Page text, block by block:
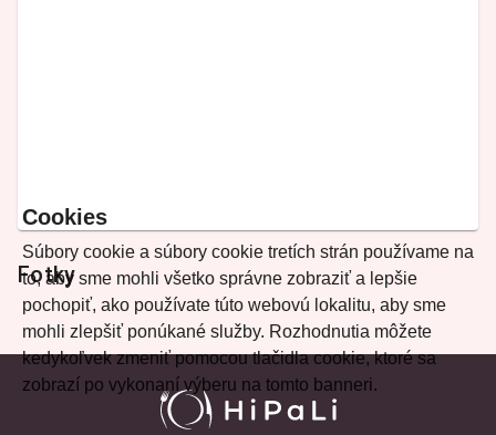
Fotky
Cookies
Súbory cookie a súbory cookie tretích strán používame na
to, aby sme mohli všetko správne zobraziť a lepšie
pochopiť, ako používate túto webovú lokalitu, aby sme
mohli zlepšiť ponúkané služby. Rozhodnutia môžete
kedykoľvek zmeniť pomocou tlačidla cookie, ktoré sa
zobrazí po vykonaní výberu na tomto banneri.